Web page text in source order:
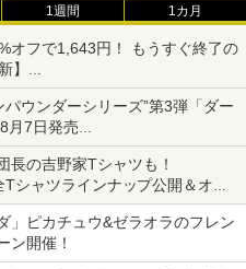
1週間 1カ月
オフで1,643円！ もうすぐ終了の
】
神 絶景版」が67%オフで990円
ウンダーシリーズ”第3弾「ダー
月7日発売
を使用した超大型チーズバーガー
長の吉野家Tシャツも！
シャツラインナップ公開＆オン
」ピカチュウ&ゼラオラのフレン
ン開催！